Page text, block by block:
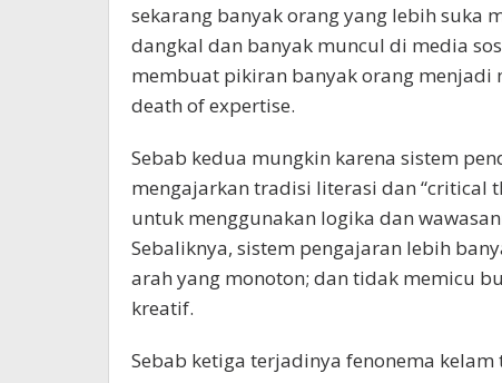
sekarang banyak orang yang lebih suka
dangkal dan banyak muncul di media
membuat pikiran banyak orang menjadi
death of expertise.
Sebab kedua mungkin karena sistem
mengajarkan tradisi literasi dan “critical
untuk menggunakan logika dan
Sebaliknya, sistem pengajaran lebih
arah yang monoton; dan tidak memicu
kreatif.
Sebab ketiga terjadinya fenonema